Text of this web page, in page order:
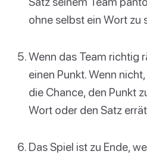
ohne selbst ein Wort zu
Wenn das Team richtig
einen Punkt. Wenn
die Chance, den Punkt
Wort oder den Satz
Das Spiel ist zu Ende,